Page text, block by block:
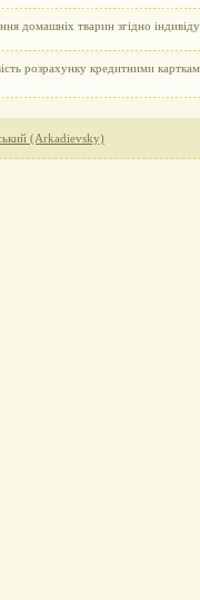
домашніх тварин згідно
розрахунку кредитними
(Arkadievsky)